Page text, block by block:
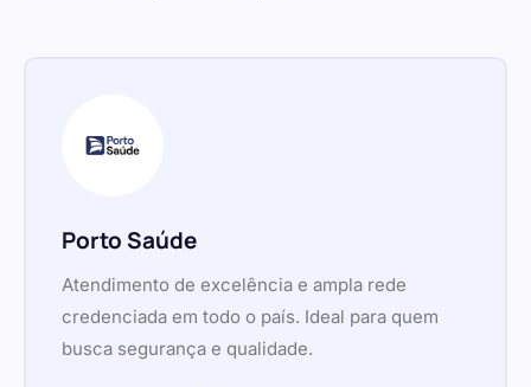
Porto Saúde
Atendimento de excelência e ampla rede
credenciada em todo o país. Ideal para quem
busca segurança e qualidade.